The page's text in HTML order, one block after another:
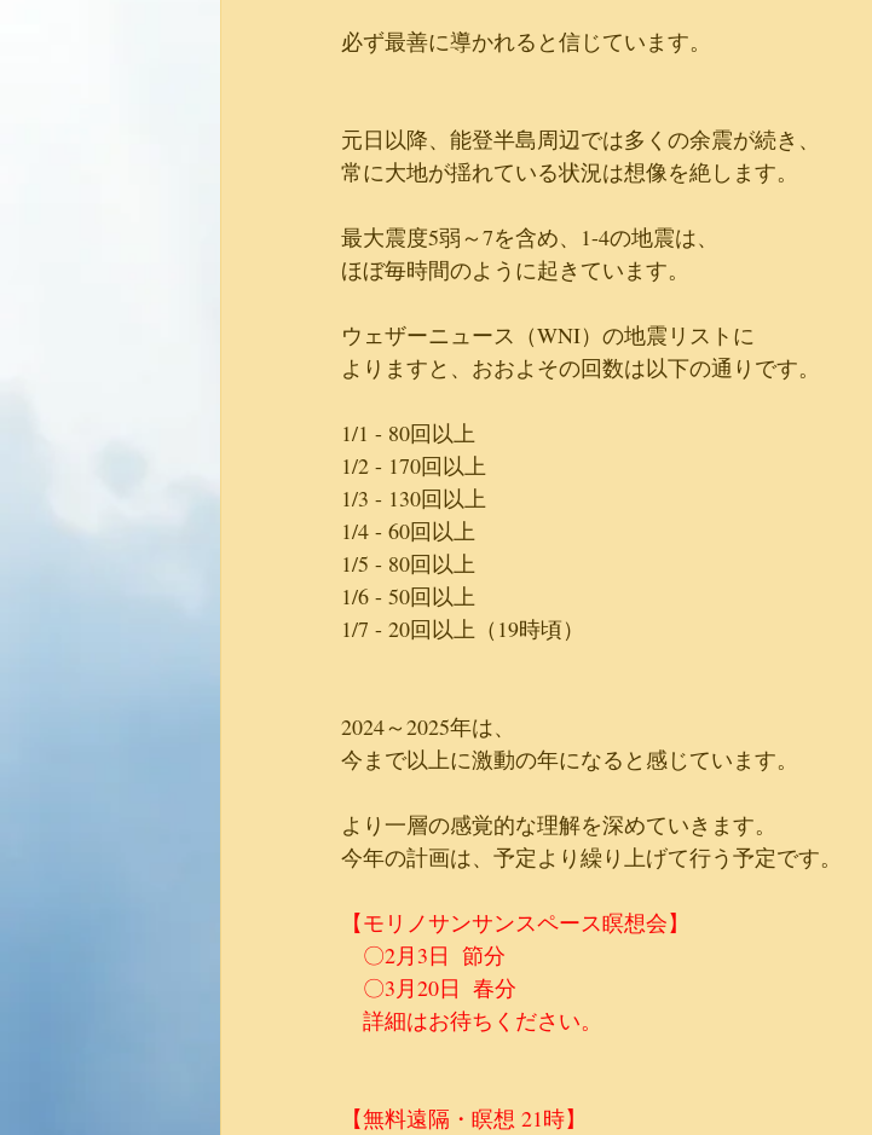
必ず最善に導かれると信じています。
元日以降、能登半島周辺では多くの余震が続き、
常に大地が揺れている状況は想像を絶します。
最大震度5弱～7を含め、1-4の地震は、
ほぼ毎時間のように起きています。
ウェザーニュース（WNI）の地震リストに
よりますと、おおよその回数は以下の通りです。
1/1 - 80回以上
1/2 - 170回以上
1/3 - 130回以上
1/4 - 60回以上
1/5 - 80回以上
1/6 - 50回以上
1/7 - 20回以上（19時頃）
2024～2025年は、
今まで以上に激動の年になると感じています。
より一層の感覚的な理解を深めていきます。
今年の計画は、予定より繰り上げて行う予定です。
【モリノサンサンスペース瞑想会】
〇2月3日  節分
〇3月20日  春分
詳細はお待ちください。
【無料遠隔・瞑想 21時】